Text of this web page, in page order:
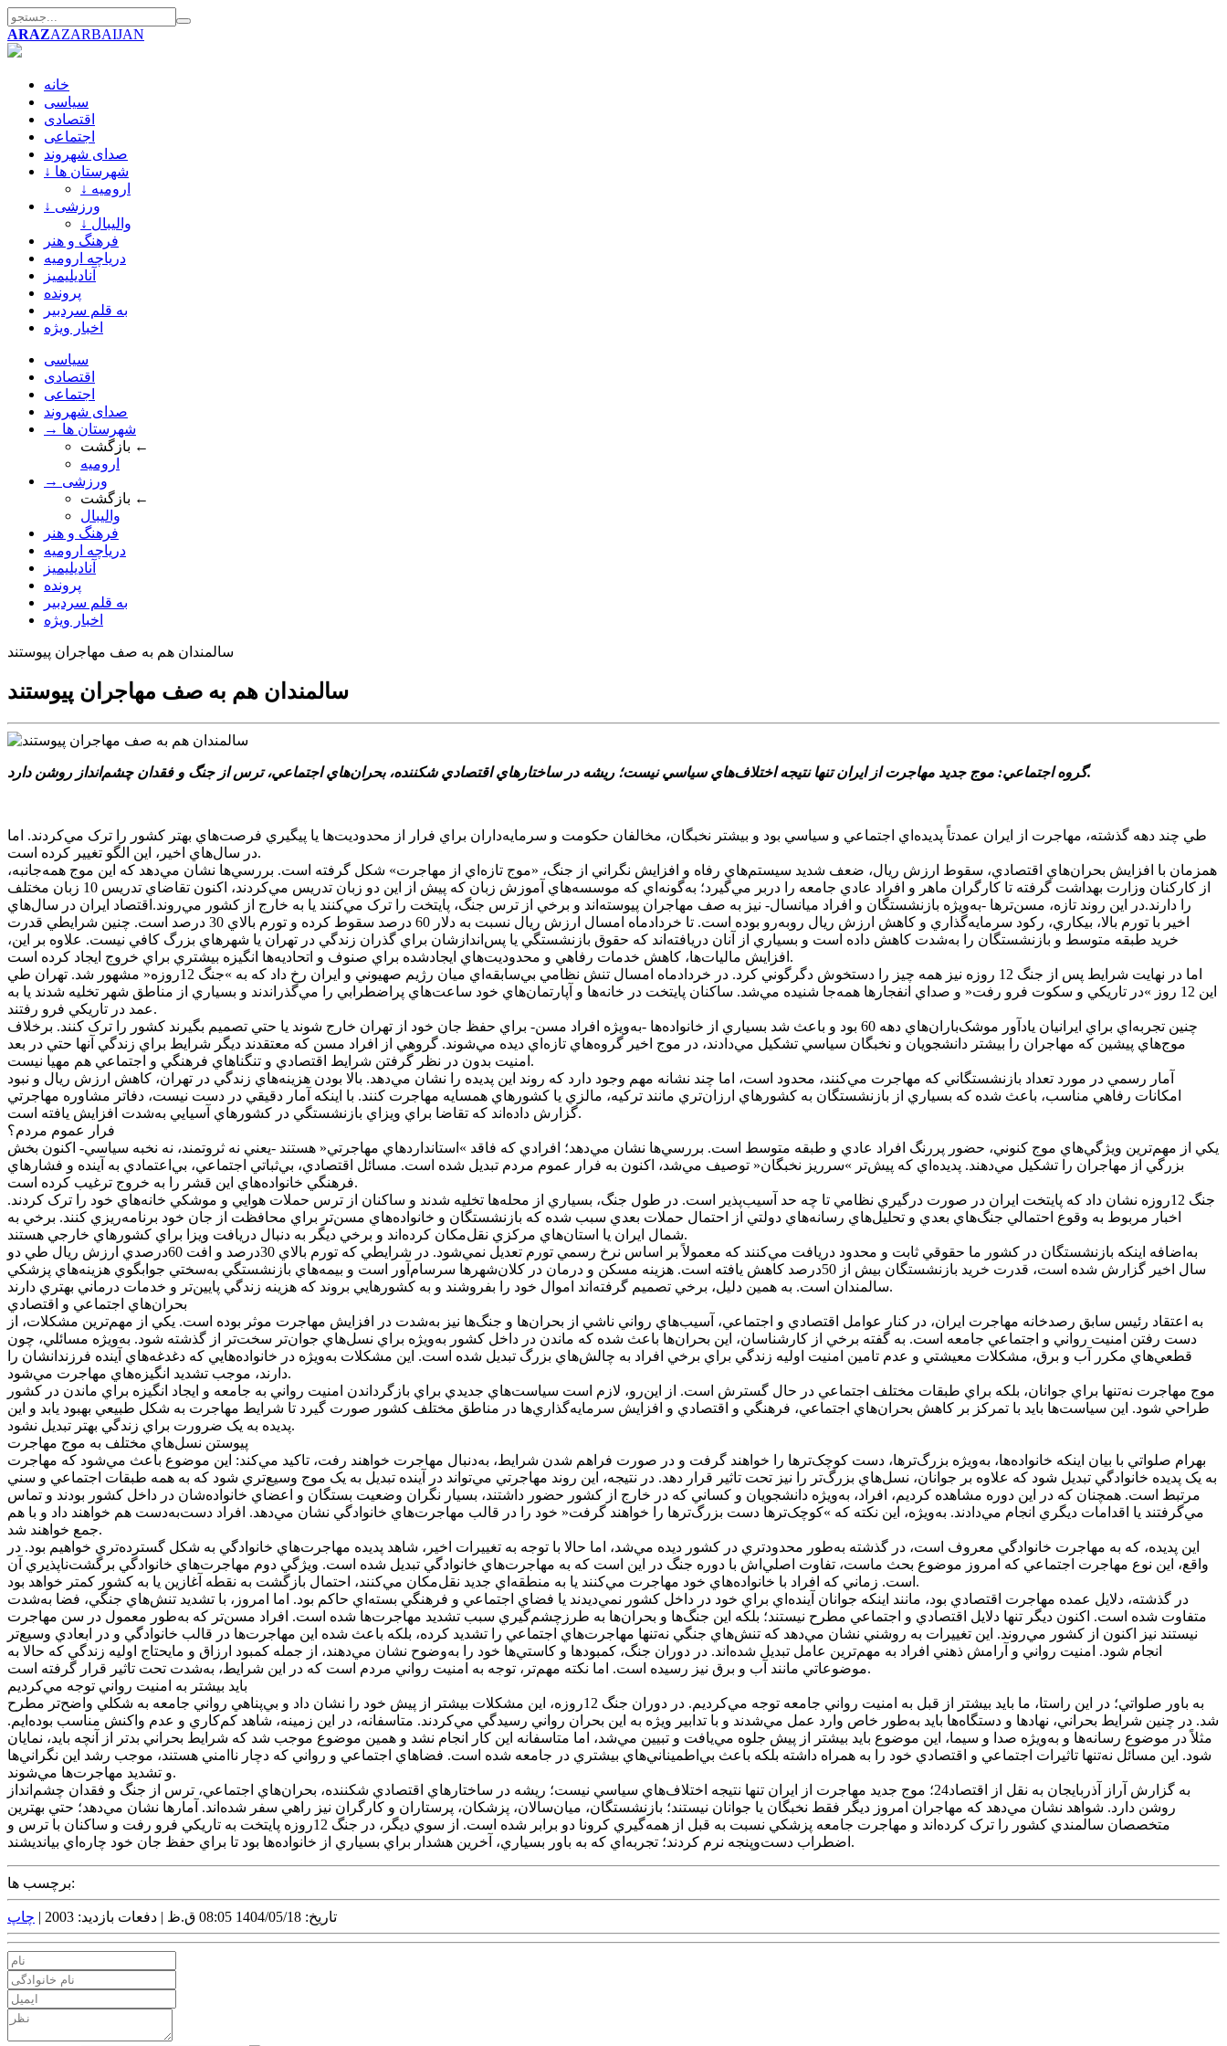
ARAZAZARBAIJAN
خانه
سیاسی
اقتصادی
اجتماعی
صدای شهروند
↓ شهرستان ها
↓ ارومیه
↓ ورزشی
↓ والیبال
فرهنگ و هنر
دریاچه ارومیه
آنادیلیمیز
پرونده
به قلم سردبیر
اخبار ویژه
سیاسی
اقتصادی
اجتماعی
صدای شهروند
→ شهرستان ها
بازگشت ←
ارومیه
→ ورزشی
بازگشت ←
والیبال
فرهنگ و هنر
دریاچه ارومیه
آنادیلیمیز
پرونده
به قلم سردبیر
اخبار ویژه
سالمندان هم به صف مهاجران پيوستند
سالمندان هم به صف مهاجران پيوستند
گروه اجتماعي: موج جديد مهاجرت از ايران تنها نتيجه اختلاف‌هاي سياسي نيست؛ ريشه در ساختار‌هاي اقتصادي شکننده، بحران‌هاي اجتماعي، ترس از جنگ و فقدان چشم‌انداز روشن دارد.
طي چند دهه گذشته، مهاجرت از ايران عمدتاً پديده‌اي اجتماعي و سياسي بود و بيشتر نخبگان، مخالفان حکومت و سرمايه‌داران براي فرار از محدوديت‌ها يا پيگيري فرصت‌هاي بهتر کشور را ترک مي‌کردند. اما
در سال‌هاي اخير، اين الگو تغيير کرده است.
همزمان با افزايش بحران‌هاي اقتصادي، سقوط ارزش ريال، ضعف شديد سيستم‌هاي رفاه و افزايش نگراني از جنگ، «موج تازه‌اي از مهاجرت» شکل گرفته است. بررسي‌ها نشان مي‌دهد که اين موج همه‌جانبه،
از کارکنان وزارت بهداشت گرفته تا کارگران ماهر و افراد عادي جامعه را دربر مي‌گيرد؛ به‌گونه‌اي که موسسه‌هاي آموزش زبان که پيش از اين دو زبان تدريس مي‌کردند، اکنون تقاضاي تدريس 10 زبان مختلف
را دارند.در اين روند تازه، مسن‌تر‌ها -به‌ويژه بازنشستگان و افراد ميانسال- نيز به صف مهاجران پيوسته‌اند و برخي از ترس جنگ، پايتخت را ترک مي‌کنند يا به خارج از کشور مي‌روند.اقتصاد ايران در سال‌هاي
اخير با تورم بالا، بيکاري، رکود سرمايه‌گذاري و کاهش ارزش ريال روبه‌رو بوده است. تا خردادماه امسال ارزش ريال نسبت به دلار 60 درصد سقوط کرده و تورم بالاي 30 درصد است. چنين شرايطي قدرت
خريد طبقه متوسط و بازنشستگان را به‌شدت کاهش داده است و بسياري از آنان دريافته‌اند که حقوق بازنشستگي يا پس‌اندازشان براي گذران زندگي در تهران يا شهر‌هاي بزرگ کافي نيست. علاوه بر اين،
افزايش ماليات‌ها، کاهش خدمات رفاهي و محدوديت‌هاي ايجادشده براي صنوف و اتحاديه‌ها انگيزه بيشتري براي خروج ايجاد کرده است.
اما در نهايت شرايط پس از جنگ 12 روزه نيز همه چيز را دستخوش دگرگوني کرد. در خردادماه امسال تنش نظامي بي‌سابقه‌اي ميان رژيم صهيوني و ايران رخ داد که به »جنگ 12روزه« مشهور شد. تهران طي
اين 12 روز »در تاريکي و سکوت فرو رفت« و صداي انفجار‌ها همه‌جا شنيده مي‌شد. ساکنان پايتخت در خانه‌ها و آپارتمان‌هاي خود ساعت‌هاي پراضطرابي را مي‌گذراندند و بسياري از مناطق شهر تخليه شدند يا به
عمد در تاريکي فرو رفتند.
چنين تجربه‌اي براي ايرانيان يادآور موشک‌باران‌هاي دهه 60 بود و باعث شد بسياري از خانواده‌ها -به‌ويژه افراد مسن- براي حفظ جان خود از تهران خارج شوند يا حتي تصميم بگيرند کشور را ترک کنند. برخلاف
موج‌هاي پيشين که مهاجران را بيشتر دانشجويان و نخبگان سياسي تشکيل مي‌دادند، در موج اخير گروه‌هاي تازه‌اي ديده مي‌شوند. گروهي از افراد مسن که معتقدند ديگر شرايط براي زندگي آنها حتي در بعد
امنيت بدون در نظر گرفتن شرايط اقتصادي و تنگنا‌هاي فرهنگي و اجتماعي هم مهيا نيست.
آمار رسمي در مورد تعداد بازنشستگاني که مهاجرت مي‌کنند، محدود است، اما چند نشانه مهم وجود دارد که روند اين پديده را نشان مي‌دهد. بالا بودن هزينه‌هاي زندگي در تهران، کاهش ارزش ريال و نبود
امکانات رفاهي مناسب، باعث شده که بسياري از بازنشستگان به کشور‌هاي ارزان‌تري مانند ترکيه، مالزي يا کشور‌هاي همسايه مهاجرت کنند. با اينکه آمار دقيقي در دست نيست، دفاتر مشاوره مهاجرتي
گزارش داده‌اند که تقاضا براي ويزاي بازنشستگي در کشور‌هاي آسيايي به‌شدت افزايش يافته است.
فرار عموم مردم؟
يکي از مهم‌ترين ويژگي‌هاي موج کنوني، حضور پررنگ افراد عادي و طبقه متوسط است. بررسي‌ها نشان مي‌دهد؛ افرادي که فاقد »استاندارد‌هاي مهاجرتي« هستند -يعني نه ثروتمند، نه نخبه سياسي- اکنون بخش
بزرگي از مهاجران را تشکيل مي‌دهند. پديده‌اي که پيش‌تر »سرريز نخبگان« توصيف مي‌شد، اکنون به فرار عموم مردم تبديل شده است. مسائل اقتصادي، بي‌ثباتي اجتماعي، بي‌اعتمادي به آينده و فشار‌هاي
فرهنگي خانواده‌هاي اين قشر را به خروج ترغيب کرده است.
جنگ 12روزه نشان داد که پايتخت ايران در صورت درگيري نظامي تا چه حد آسيب‌پذير است. در طول جنگ، بسياري از محله‌ها تخليه شدند و ساکنان از ترس حملات هوايي و موشکي خانه‌هاي خود را ترک کردند.
اخبار مربوط به وقوع احتمالي جنگ‌هاي بعدي و تحليل‌هاي رسانه‌هاي دولتي از احتمال حملات بعدي سبب شده که بازنشستگان و خانواده‌هاي مسن‌تر براي محافظت از جان خود برنامه‌ريزي کنند. برخي به
شمال ايران يا استان‌هاي مرکزي نقل‌مکان کرده‌اند و برخي ديگر به دنبال دريافت ويزا براي کشور‌هاي خارجي هستند.
به‌اضافه اينکه بازنشستگان در کشور ما حقوقي ثابت و محدود دريافت مي‌کنند که معمولاً بر اساس نرخ رسمي تورم تعديل نمي‌شود. در شرايطي که تورم بالاي 30درصد و افت 60درصدي ارزش ريال طي دو
سال اخير گزارش شده است، قدرت خريد بازنشستگان بيش از 50درصد کاهش يافته است. هزينه مسکن و درمان در کلان‌شهر‌ها سرسام‌آور است و بيمه‌هاي بازنشستگي به‌سختي جوابگوي هزينه‌هاي پزشکي
سالمندان است. به همين دليل، برخي تصميم گرفته‌اند اموال خود را بفروشند و به کشور‌هايي بروند که هزينه زندگي پايين‌تر و خدمات درماني بهتري دارند.
بحران‌هاي اجتماعي و اقتصادي
به اعتقاد رئيس سابق رصدخانه مهاجرت ايران، در کنار عوامل اقتصادي و اجتماعي، آسيب‌هاي رواني ناشي از بحران‌ها و جنگ‌ها نيز به‌شدت در افزايش مهاجرت موثر بوده است. يکي از مهم‌ترين مشکلات، از
دست رفتن امنيت رواني و اجتماعي جامعه است. به گفته برخي از کارشناسان، اين بحران‌ها باعث شده که ماندن در داخل کشور به‌ويژه براي نسل‌هاي جوان‌تر سخت‌تر از گذشته شود. به‌ويژه مسائلي، چون
قطعي‌هاي مکرر آب و برق، مشکلات معيشتي و عدم تامين امنيت اوليه زندگي براي برخي افراد به چالش‌هاي بزرگ تبديل شده است. اين مشکلات به‌ويژه در خانواده‌هايي که دغدغه‌هاي آينده فرزندانشان را
دارند، موجب تشديد انگيزه‌هاي مهاجرت مي‌شود.
موج مهاجرت نه‌تنها براي جوانان، بلکه براي طبقات مختلف اجتماعي در حال گسترش است. از اين‌رو، لازم است سياست‌هاي جديدي براي بازگرداندن امنيت رواني به جامعه و ايجاد انگيزه براي ماندن در کشور
طراحي شود. اين سياست‌ها بايد با تمرکز بر کاهش بحران‌هاي اجتماعي، فرهنگي و اقتصادي و افزايش سرمايه‌گذاري‌ها در مناطق مختلف کشور صورت گيرد تا شرايط مهاجرت به شکل طبيعي بهبود يابد و اين
پديده به يک ضرورت براي زندگي بهتر تبديل نشود.
پيوستن نسل‌هاي مختلف به موج مهاجرت
بهرام صلواتي با بيان اينکه خانواده‌ها، به‌ويژه بزرگ‌ترها، دست کوچک‌تر‌ها را خواهند گرفت و در صورت فراهم شدن شرايط، به‌دنبال مهاجرت خواهند رفت، تاکيد مي‌کند: اين موضوع باعث مي‌شود که مهاجرت
به يک پديده خانوادگي تبديل شود که علاوه بر جوانان، نسل‌هاي بزرگ‌تر را نيز تحت تاثير قرار دهد. در نتيجه، اين روند مهاجرتي مي‌تواند در آينده تبديل به يک موج وسيع‌تري شود که به همه طبقات اجتماعي و سني
مرتبط است. همچنان که در اين دوره مشاهده کرديم، افراد، به‌ويژه دانشجويان و کساني که در خارج از کشور حضور داشتند، بسيار نگران وضعيت بستگان و اعضاي خانواده‌شان در داخل کشور بودند و تماس
مي‌گرفتند يا اقدامات ديگري انجام مي‌دادند. به‌ويژه، اين نکته که »کوچک‌تر‌ها دست بزرگ‌تر‌ها را خواهند گرفت« خود را در قالب مهاجرت‌هاي خانوادگي نشان مي‌دهد. افراد دست‌به‌دست هم خواهند داد و با هم
جمع خواهند شد.
اين پديده، که به مهاجرت خانوادگي معروف است، در گذشته به‌طور محدودتري در کشور ديده مي‌شد، اما حالا با توجه به تغييرات اخير، شاهد پديده مهاجرت‌هاي خانوادگي به شکل گسترده‌تري خواهيم بود. در
واقع، اين نوع مهاجرت اجتماعي که امروز موضوع بحث ماست، تفاوت اصلي‌اش با دوره جنگ در اين است که به مهاجرت‌هاي خانوادگي تبديل شده است. ويژگي دوم مهاجرت‌هاي خانوادگي برگشت‌ناپذيري آن
است. زماني که افراد با خانواده‌هاي خود مهاجرت مي‌کنند يا به منطقه‌اي جديد نقل‌مکان مي‌کنند، احتمال بازگشت به نقطه آغازين يا به کشور کمتر خواهد بود.
در گذشته، دلايل عمده مهاجرت اقتصادي بود، مانند اينکه جوانان آينده‌اي براي خود در داخل کشور نمي‌ديدند يا فضاي اجتماعي و فرهنگي بسته‌اي حاکم بود. اما امروز، با تشديد تنش‌هاي جنگي، فضا به‌شدت
متفاوت شده است. اکنون ديگر تنها دلايل اقتصادي و اجتماعي مطرح نيستند؛ بلکه اين جنگ‌ها و بحران‌ها به طرزچشم‌گيري سبب تشديد مهاجرت‌ها شده است. افراد مسن‌تر که به‌طور معمول در سن مهاجرت
نيستند نيز اکنون از کشور مي‌روند. اين تغييرات به روشني نشان مي‌دهد که تنش‌هاي جنگي نه‌تنها مهاجرت‌هاي اجتماعي را تشديد کرده، بلکه باعث شده اين مهاجرت‌ها در قالب خانوادگي و در ابعادي وسيع‌تر
انجام شود. امنيت رواني و آرامش ذهني افراد به مهم‌ترين عامل تبديل شده‌اند. در دوران جنگ، کمبود‌ها و کاستي‌ها خود را به‌وضوح نشان مي‌دهند، از جمله کمبود ارزاق و مايحتاج اوليه زندگي که حالا به
موضوعاتي مانند آب و برق نيز رسيده است. اما نکته مهم‌تر، توجه به امنيت رواني مردم است که در اين شرايط، به‌شدت تحت تاثير قرار گرفته است.
بايد بيشتر به امنيت رواني توجه مي‌کرديم
به باور صلواتي؛ در اين راستا، ما بايد بيشتر از قبل به امنيت رواني جامعه توجه مي‌کرديم. در دوران جنگ 12روزه، اين مشکلات بيشتر از پيش خود را نشان داد و بي‌پناهي رواني جامعه به شکلي واضح‌تر مطرح
شد. در چنين شرايط بحراني، نهاد‌ها و دستگاه‌ها بايد به‌طور خاص وارد عمل مي‌شدند و با تدابير ويژه به اين بحران رواني رسيدگي مي‌کردند. متاسفانه، در اين زمينه، شاهد کم‌کاري و عدم واکنش مناسب بوده‌ايم.
مثلاً در موضوع رسانه‌ها و به‌ويژه صدا و سيما، اين موضوع بايد بيشتر از پيش جلوه مي‌يافت و تبيين مي‌شد، اما متاسفانه اين کار انجام نشد و همين موضوع موجب شد که شرايط بحراني بدتر از آنچه بايد، نمايان
شود. اين مسائل نه‌تنها تاثيرات اجتماعي و اقتصادي خود را به همراه داشته بلکه باعث بي‌اطميناني‌هاي بيشتري در جامعه شده است. فضا‌هاي اجتماعي و رواني که دچار ناامني هستند، موجب رشد اين نگراني‌ها
و تشديد مهاجرت‌ها مي‌شوند.
به گزارش آراز آذربايجان به نقل از اقتصاد24؛ موج جديد مهاجرت از ايران تنها نتيجه اختلاف‌هاي سياسي نيست؛ ريشه در ساختار‌هاي اقتصادي شکننده، بحران‌هاي اجتماعي، ترس از جنگ و فقدان چشم‌انداز
روشن دارد. شواهد نشان مي‌دهد که مهاجران امروز ديگر فقط نخبگان يا جوانان نيستند؛ بازنشستگان، ميان‌سالان، پزشکان، پرستاران و کارگران نيز راهي سفر شده‌اند. آمار‌ها نشان مي‌دهد؛ حتي بهترين
متخصصان سالمندي کشور را ترک کرده‌اند و مهاجرت جامعه پزشکي نسبت به قبل از همه‌گيري کرونا دو برابر شده است. از سوي ديگر، در جنگ 12روزه پايتخت به تاريکي فرو رفت و ساکنان با ترس و
اضطراب دست‌وپنجه نرم کردند؛ تجربه‌اي که به باور بسياري، آخرين هشدار براي بسياري از خانواده‌ها بود تا براي حفظ جان خود چاره‌اي بيانديشند.
برچسب ها:
تاریخ: 1404/05/18 08:05 ق.ظ | دفعات بازدید: 2003 | چاپ